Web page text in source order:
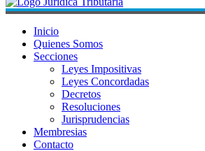
Inicio
Quienes Somos
Secciones
Leyes Impositivas
Leyes Concordadas
Decretos
Resoluciones
Jurisprudencias
Membresias
Contacto